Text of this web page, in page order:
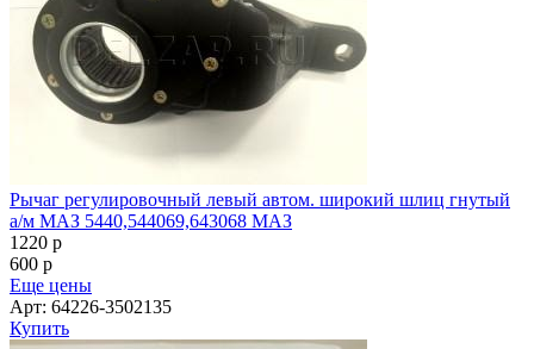
Рычаг регулировочный левый автом. широкий шлиц гнутый
а/м МАЗ 5440,544069,643068 МАЗ
1220 p
600 p
Еще цены
Арт: 64226-3502135
Купить